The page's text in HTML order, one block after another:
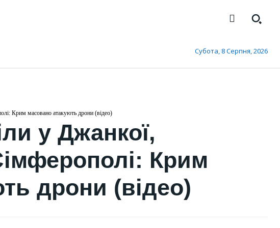
Субота, 8 Серпня, 2026
Крим масовано атакують дрони (відео)
у Джанкої,
Крим
дрони (відео)